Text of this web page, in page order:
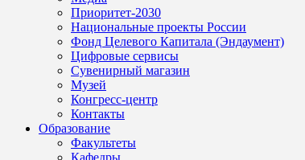
Приоритет-2030
Национальные проекты России
Фонд Целевого Капитала (Эндаумент)
Цифровые сервисы
Сувенирный магазин
Музей
Конгресс-центр
Контакты
Образование
Факультеты
Кафедры